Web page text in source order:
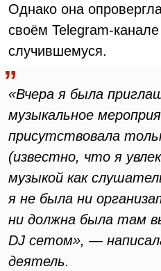
Однако она
своём Telegram-
случившемуся.
«Вчера я была
музыкальное
присутствовала
(известно, что я
музыкой как
я не была ни
ни должна была там
DJ сетом», —
деятель.